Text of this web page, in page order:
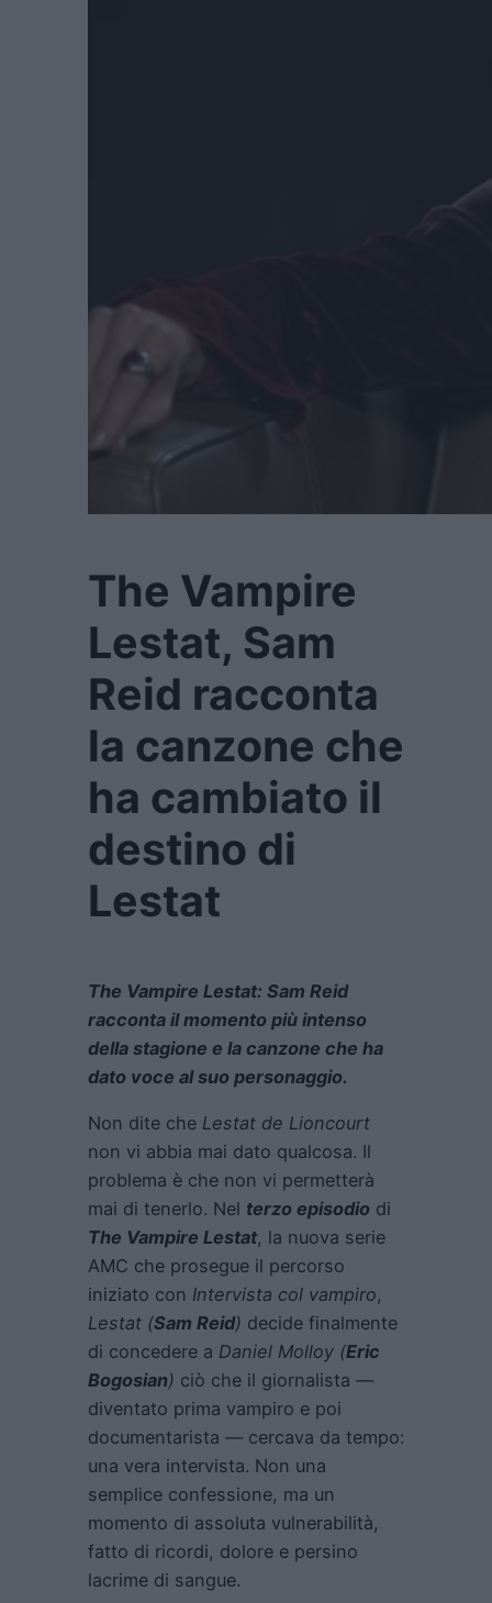
The Vampire
Lestat, Sam
Reid racconta
la canzone che
ha cambiato il
destino di
Lestat
The Vampire Lestat: Sam Reid
racconta il momento più intenso
della stagione e la canzone che ha
dato voce al suo personaggio.
Non dite che Lestat de Lioncourt
non vi abbia mai dato qualcosa. Il
problema è che non vi permetterà
mai di tenerlo. Nel terzo episodio di
The Vampire Lestat, la nuova serie
AMC che prosegue il percorso
iniziato con Intervista col vampiro,
Lestat (Sam Reid) decide finalmente
di concedere a Daniel Molloy (Eric
Bogosian) ciò che il giornalista —
diventato prima vampiro e poi
documentarista — cercava da tempo:
una vera intervista. Non una
semplice confessione, ma un
momento di assoluta vulnerabilità,
fatto di ricordi, dolore e persino
lacrime di sangue.